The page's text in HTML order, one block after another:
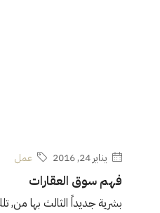
يناير 24, 2016 عمل
فهم سوق العقارات
بشرية جديداً الثالث بها من,